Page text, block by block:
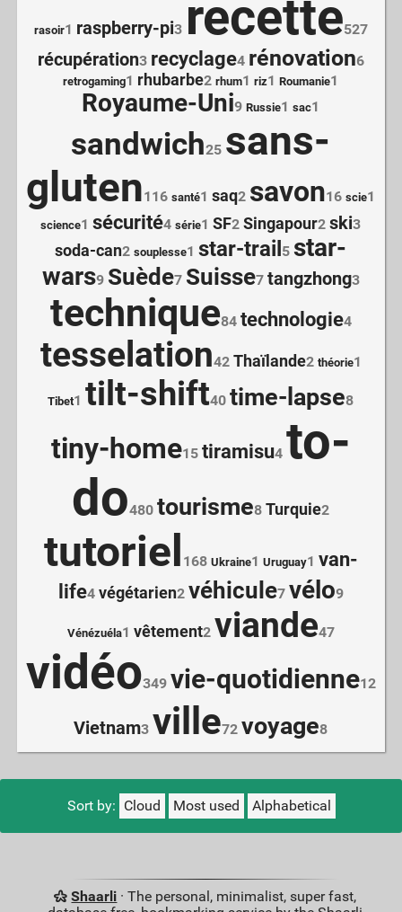
rasoir1 raspberry-pi3 recette527
récupération3 recyclage4 rénovation6
retrogaming1 rhubarbe2 rhum1 riz1 Roumanie1
Royaume-Uni9 Russie1 sac1
sandwich25 sans-
gluten116 santé1 saq2 savon16 scie1
science1 sécurité4 série1 SF2 Singapour2 ski3
soda-can2 souplesse1 star-trail 5 star-
wars9 Suède7 Suisse7 tangzhong3
technique84 technologie4
tesselation42 Thaïlande2 théorie1
Tibet1 tilt-shift40 time-lapse8
tiny-home15 tiramisu4 to-
do480 tourisme8 Turquie2
tutoriel 168 Ukraine1 Uruguay1 van-
life4 végétarien2 véhicule7 vélo9
Vénézuéla1 vêtement2 viande47
vidéo349 vie-quotidienne12
Vietnam3 ville72 voyage8
Sort by: Cloud Most used Alphabetical
Shaarli · The personal, minimalist, super fast,